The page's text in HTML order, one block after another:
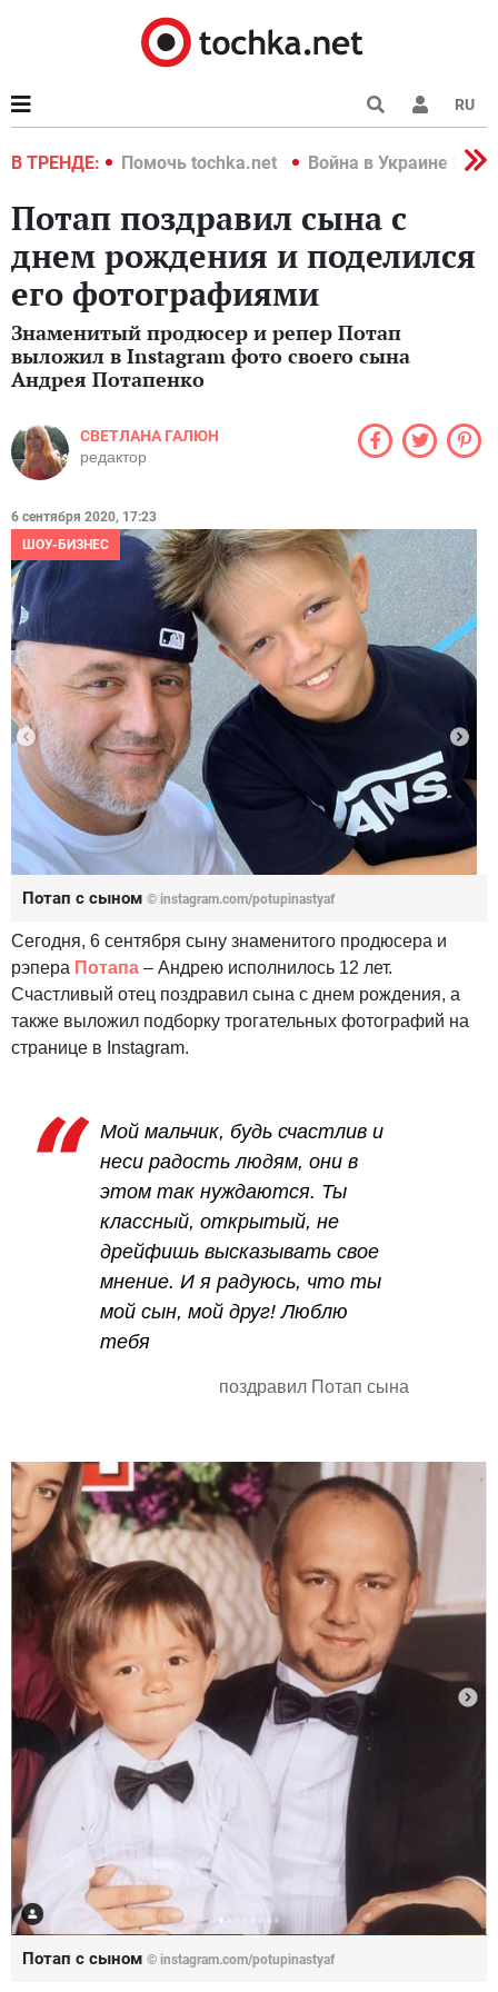
RU
В ТРЕНДЕ:
2022 Помочь tochka.net Война в Украине 2022
Потап поздравил сына с
днем рождения и поделился
его фотографиями
Знаменитый продюсер и репер Потап
выложил в Instagram фото своего сына
Андрея Потапенко
СВЕТЛАНА ГАЛЮН
редактор
6 сентября 2020, 17:23
ШОУ-БИЗНЕС
Потап с сыном © instagram.com/potupinastyaf
Сегодня, 6 сентября сыну знаменитого продюсера и
рэпера Потапа – Андрею исполнилось 12 лет.
Счастливый отец поздравил сына с днем рождения, а
также выложил подборку трогательных фотографий на
странице в Instagram.
Мой мальчик, будь счастлив и
неси радость людям, они в
этом так нуждаются. Ты
классный, открытый, не
дрейфишь высказывать свое
мнение. И я радуюсь, что ты
мой сын, мой друг! Люблю
тебя
поздравил Потап сына
Потап с сыном © instagram.com/potupinastyaf